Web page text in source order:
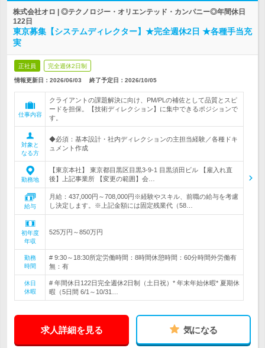
株式会社オロ | ◎テクノロジー・オリエンテッド・カンパニー◎年間休日
122日
東京募集【システムディレクター】★完全週休2日 ★各種手当充
実
正社員 完全週休2日制
情報更新日：2026/06/03 終了予定日： 2026/10/05
仕事内容
クライアントの課題解決に向け、PM/PLの補佐として品質とスピ
ードを担保。【技術ディレクション】に集中できるポジションで
す。
対象と
なる方
◆必須：基本設計・社内ディレクションの主担当経験／各種ドキ
ュメント作成
勤務地
【東京本社】 東京都目黒区目黒3-9-1 目黒須田ビル 【雇入れ直
後】上記事業所 【変更の範囲】会…
給与
月給：437,000円～708,000円※経験やスキル、前職の給与を考慮
し決定します。※上記金額には固定残業代（58…
初年度
年収
525万円～850万円
勤務
時間
# 9:30～18:30所定労働時間：8時間休憩時間：60分時間外労働有
無：有
休日
休暇
# 年間休日122日完全週休2日制（土日祝）* 年末年始休暇* 夏期休
暇（5日間 6/1～10/31…
求人詳細を見る 気になる